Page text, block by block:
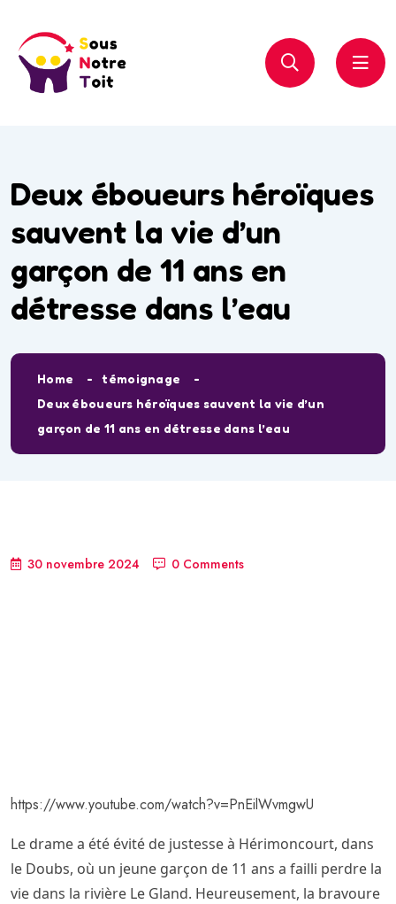
Deux éboueurs héroïques
sauvent la vie d’un
garçon de 11 ans en
détresse dans l’eau
Home
témoignage
Deux éboueurs héroïques sauvent la vie d’un
garçon de 11 ans en détresse dans l’eau
30 novembre 2024 0 Comments
https://www.youtube.com/watch?v=PnEilWvmgwU
Le drame a été évité de justesse à Hérimoncourt, dans
le Doubs, où un jeune garçon de 11 ans a failli perdre la
vie dans la rivière Le Gland. Heureusement, la bravoure